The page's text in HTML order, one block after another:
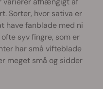
Sorter, hvor sativa er
have fanblade med ni
syv fingre, som er
har små vifteblade
meget små og sidder